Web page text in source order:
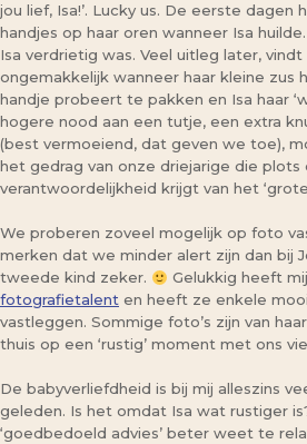
jou lief, Isa!’. Lucky us. De eerste dagen
handjes op haar oren wanneer Isa
Isa verdrietig was. Veel uitleg later,
ongemakkelijk wanneer haar kleine zus
handje probeert te pakken en Isa haar
hogere nood aan een tutje, een extra
(best vermoeiend, dat geven we toe),
het gedrag van onze driejarige die plots
verantwoordelijkheid krijgt van het
We proberen zoveel mogelijk op foto
merken dat we minder alert zijn dan bij
tweede kind zeker.
Gelukkig heeft
fotografietalent en heeft ze enkele
vastleggen. Sommige foto’s zijn van
thuis op een ‘rustig’ moment met ons
De babyverliefdheid is bij mij alleszins
geleden. Is het omdat Isa wat rustiger
‘goedbedoeld advies’ beter weet te